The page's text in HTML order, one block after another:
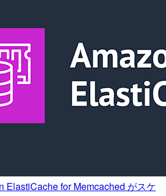
ElastiCache for Memcached がスケ